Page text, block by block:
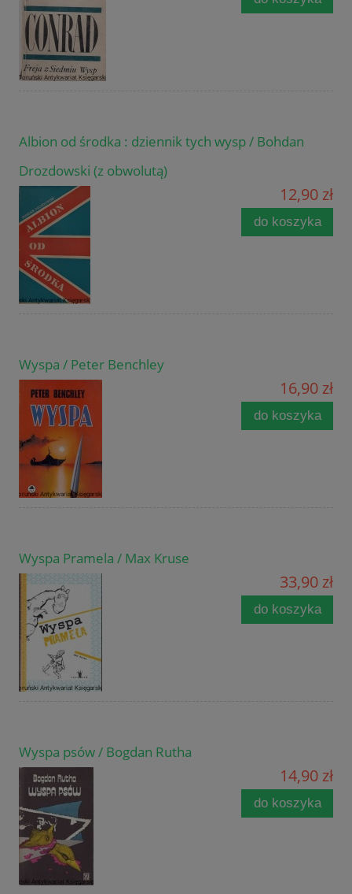
Albion od środka : dziennik tych wysp / Bohdan
Drozdowski (z obwolutą)
12,90 zł
do koszyka
Wyspa / Peter Benchley
16,90 zł
do koszyka
Wyspa Pramela / Max Kruse
33,90 zł
do koszyka
Wyspa psów / Bogdan Rutha
14,90 zł
do koszyka